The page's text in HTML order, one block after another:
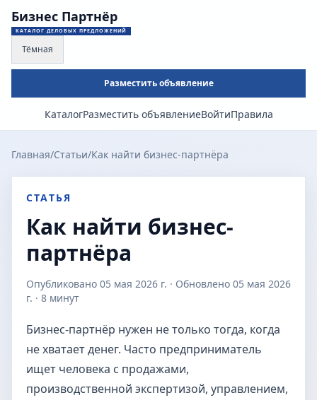
Бизнес Партнёр
КАТАЛОГ ДЕЛОВЫХ ПРЕДЛОЖЕНИЙ
Тёмная
Разместить объявление
КаталогРазместить объявлениеВойтиПравила
Главная/Статьи/Как найти бизнес-партнёра
СТАТЬЯ
Как найти бизнес-
партнёра
Опубликовано 05 мая 2026 г. · Обновлено 05 мая 2026
г. · 8 минут
Бизнес-партнёр нужен не только тогда, когда
не хватает денег. Часто предприниматель
ищет человека с продажами,
производственной экспертизой, управлением,